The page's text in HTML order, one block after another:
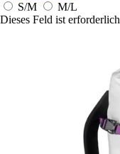
S/M
M/L
Dieses Feld ist erforderlich